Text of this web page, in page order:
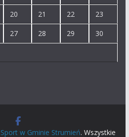
20 21 22 23
27 28 29 30
Sport w Gminie Strumień. Wszystkie